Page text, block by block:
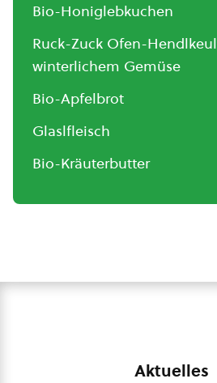
Bio-Honiglebkuchen
Ruck-Zuck Ofen-
winterlichem Gemüse
Bio-Apfelbrot
Glaslfleisch
Bio-Kräuterbutter
Aktuelles